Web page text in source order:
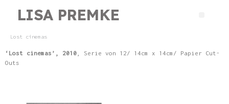
LISA PREMKE
Lost cinemas
‘Lost cinemas ’ , 2010 , Serie von 12/ 14cm x 14cm/ Papier Cut-
Outs